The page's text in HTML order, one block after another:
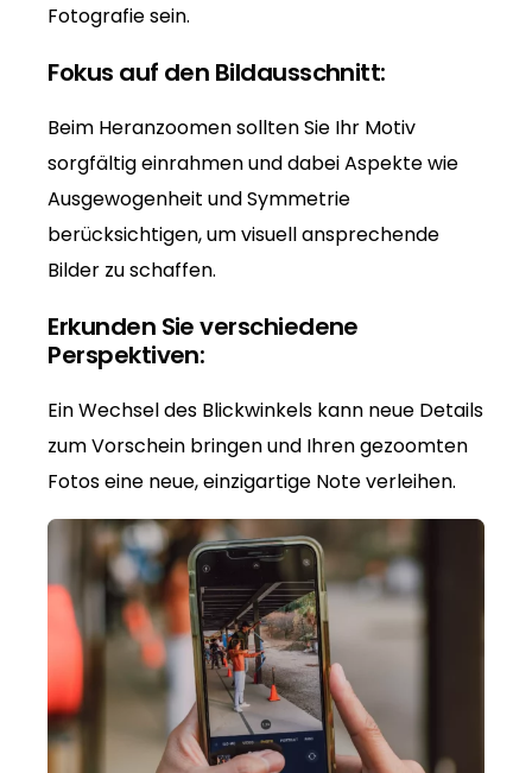
Fotografie sein.
Fokus auf den Bildausschnitt:
Beim Heranzoomen sollten Sie Ihr Motiv
sorgfältig einrahmen und dabei Aspekte wie
Ausgewogenheit und Symmetrie
berücksichtigen, um visuell ansprechende
Bilder zu schaffen.
Erkunden Sie verschiedene
Perspektiven:
Ein Wechsel des Blickwinkels kann neue Details
zum Vorschein bringen und Ihren gezoomten
Fotos eine neue, einzigartige Note verleihen.